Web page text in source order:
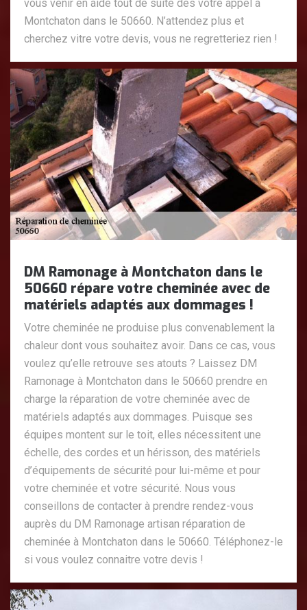
vous venir en aide tout de suite dès votre appel à
Montchaton dans le 50660. N’attendez plus et
cherchez vitre votre devis, vous ne regretteriez rien !
DM Ramonage à Montchaton dans le
50660 répare votre cheminée avec de
matériels adaptés aux dommages !
Votre cheminée ne produise plus convenablement la
chaleur dont vous souhaitez avoir. Dans ce cas, vous
voulez qu’elle retrouve ses atouts ? Laissez DM
Ramonage à Montchaton dans le 50660 prendre en
charge la réparation de votre cheminée avec de
matériels adaptés aux dommages. Puisque ses
équipes montent sur le toit, elles nécessitent une
échelle, des cordes et un hérisson, des matériels
d’équipements de sécurité pour lui-même et pour
votre cheminée et votre sécurité. Nous vous
conseillons de contacter à prendre rendez-vous
auprès du DM Ramonage artisan réparation de
cheminée à Montchaton dans le 50660. Téléphonez-le
si vous voulez connaitre votre devis !